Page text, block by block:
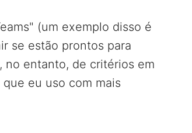
(um exemplo disso é
se estão prontos para
no entanto, de critérios em
eu uso com mais